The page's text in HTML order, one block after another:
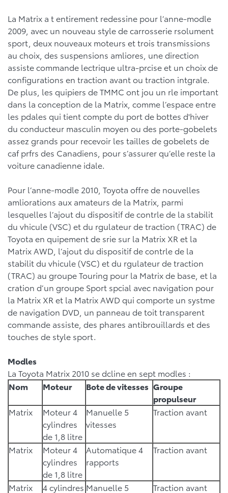
La Matrix a t entirement redessine pour l’anne-modle
2009, avec un nouveau style de carrosserie rsolument
sport, deux nouveaux moteurs et trois transmissions
au choix, des suspensions amliores, une direction
assiste commande lectrique ultra-prcise et un choix de
configurations en traction avant ou traction intgrale.
De plus, les quipiers de TMMC ont jou un rle important
dans la conception de la Matrix, comme l’espace entre
les pdales qui tient compte du port de bottes d'hiver
du conducteur masculin moyen ou des porte-gobelets
assez grands pour recevoir les tailles de gobelets de
caf prfrs des Canadiens, pour s’assurer qu’elle reste la
voiture canadienne idale.
Pour l’anne-modle 2010, Toyota offre de nouvelles
amliorations aux amateurs de la Matrix, parmi
lesquelles l’ajout du dispositif de contrle de la stabilit
du vhicule (VSC) et du rgulateur de traction (TRAC) de
Toyota en quipement de srie sur la Matrix XR et la
Matrix AWD, l’ajout du dispositif de contrle de la
stabilit du vhicule (VSC) et du rgulateur de traction
(TRAC) au groupe Touring pour la Matrix de base, et la
cration d’un groupe Sport spcial avec navigation pour
la Matrix XR et la Matrix AWD qui comporte un systme
de navigation DVD, un panneau de toit transparent
commande assiste, des phares antibrouillards et des
touches de style sport.
Modles
La Toyota Matrix 2010 se dcline en sept modles :
Nom
Moteur Bote de vitesses Groupe
propulseur
Matrix
Moteur 4
cylindres
de 1,8 litre
Manuelle 5
vitesses
Traction avant
Matrix
Moteur 4
cylindres
de 1,8 litre
Automatique 4
rapports
Traction avant
Matrix
4 cylindres Manuelle 5
Traction avant